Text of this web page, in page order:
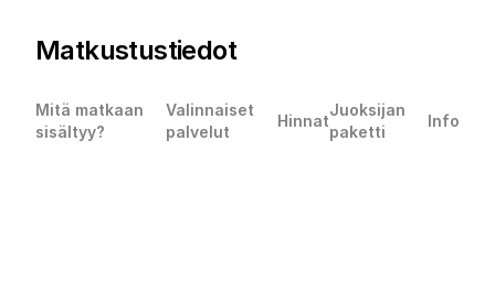
Matkustustiedot
Mitä matkaan
sisältyy?
Valinnaiset
palvelut
Hinnat
Juoksijan
paketti
Info